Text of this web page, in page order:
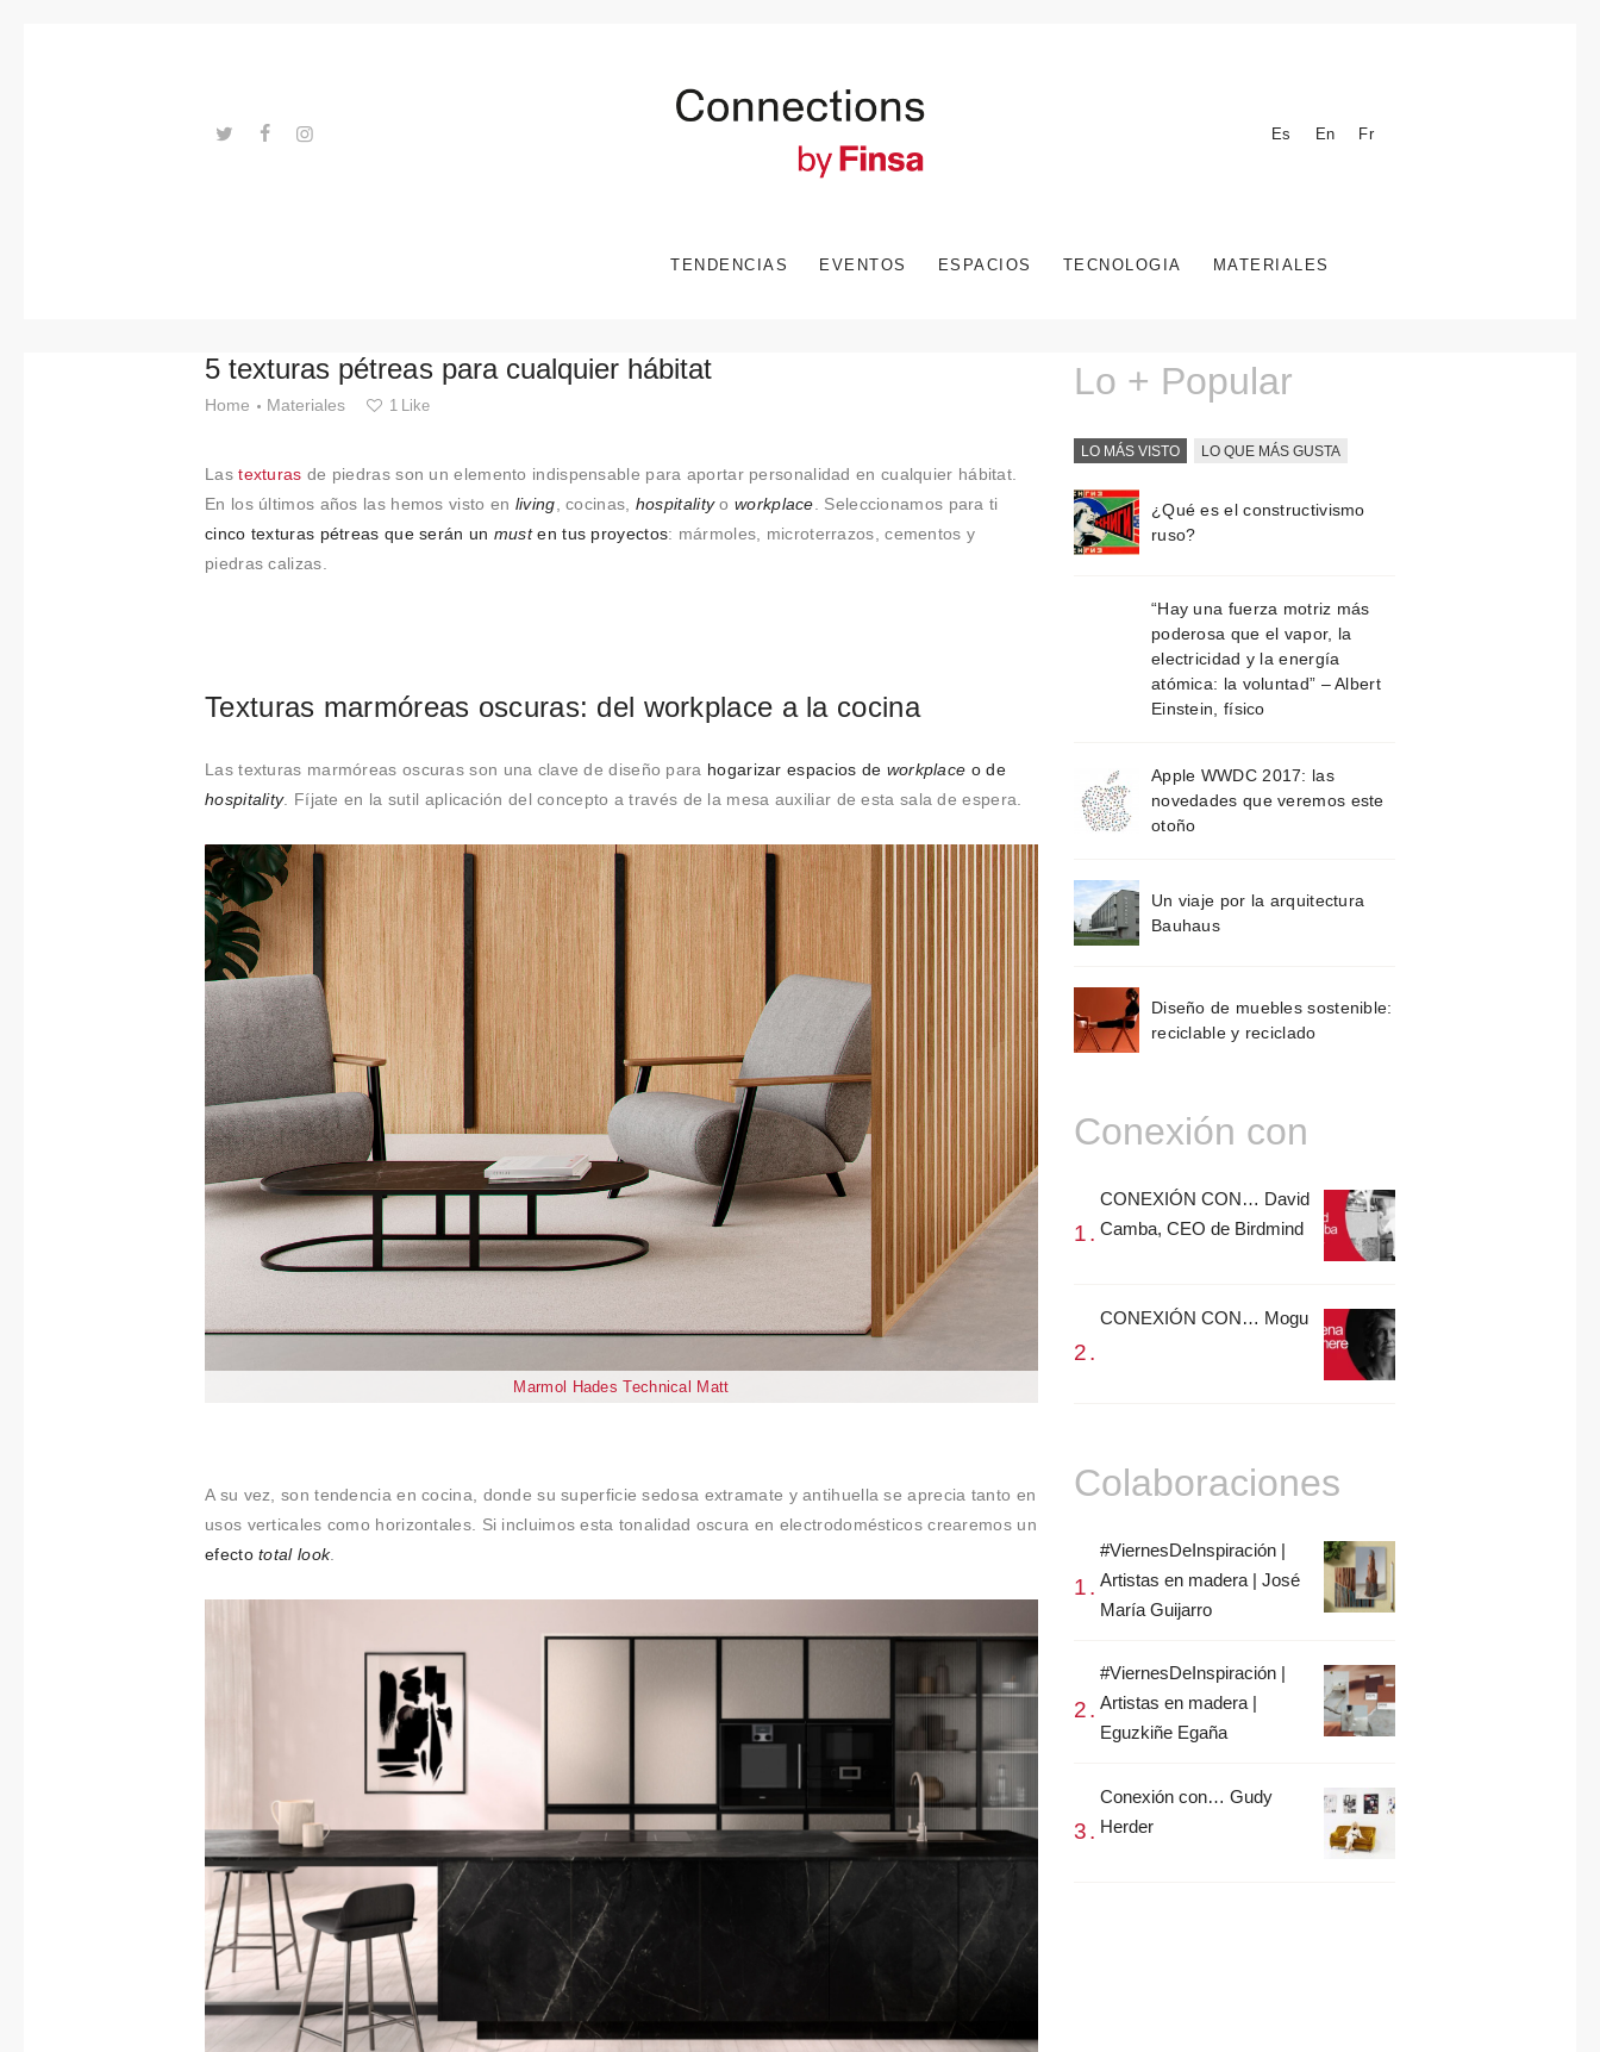
Es En Fr
TENDENCIAS EVENTOS ESPACIOS TECNOLOGIA MATERIALES
Colabora
Connectio
Contacto
5 texturas pétreas para cualquier hábitat
Home Materiales 1 Like
Lastexturas de piedras son un elemento indispensable para aportar personalidad en cualquier hábitat.
En los últimos años las hemos visto en living , cocinas, hospitalityo workplace . Seleccionamos para ti
cinco texturas pétreas que serán un musten tus proyectos: mármoles, microterrazos, cementos y
piedras calizas.
Texturas marmóreas oscuras: del workplace a la cocina
Las texturas marmóreas oscuras son una clave de diseño para hogarizar espacios de workplace o de
hospitality. Fíjate en la sutil aplicación del concepto a través de la mesa auxiliar de esta sala de espera.
Marmol Hades Technical Matt
A su vez, son tendencia en cocina, donde su superficie sedosa extramate y antihuella se aprecia tanto en
usos verticales como horizontales. Si incluimos esta tonalidad oscura en electrodomésticos crearemos un
efectototal look.
Lo + Popular
LO MÁS VISTO LO QUE MÁS GUSTA
¿Qué es el constructivismo
ruso?
“Hay una fuerza motriz más
poderosa que el vapor, la
electricidad y la energía
atómica: la voluntad” – Albert
Einstein, físico
Apple WWDC 2017: las
novedades que veremos este
otoño
Un viaje por la arquitectura
Bauhaus
Diseño de muebles sostenible:
reciclable y reciclado
Conexión con
CONEXIÓN CON… David
Camba, CEO de Birdmind
CONEXIÓN CON… Mogu
Colaboraciones
#ViernesDeInspiración |
Artistas en madera | José
María Guijarro
#ViernesDeInspiración |
Artistas en madera |
Eguzkiñe Egaña
Conexión con… Gudy
Herder